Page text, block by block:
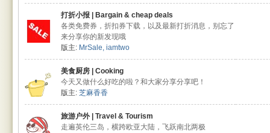
打折小报 | Bargain & cheap deals
各类免费券，折扣券下载，以及最新打折消息，别忘了
来分享你的新发现哦
版主: MrSale, iamtwo
美食厨房 | Cooking
今天又做什么好吃的啦？和大家分享分享吧！
版主: 芝麻香香
旅游户外 | Travel & Tourism
走遍英伦三岛，横跨欧亚大陆，飞跃南北两极